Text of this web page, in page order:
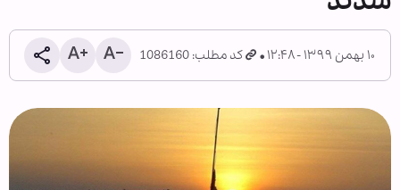
۱۰ بهمن ۱۳۹۹ - ۱۲:۴۸ کد مطلب: 1086160